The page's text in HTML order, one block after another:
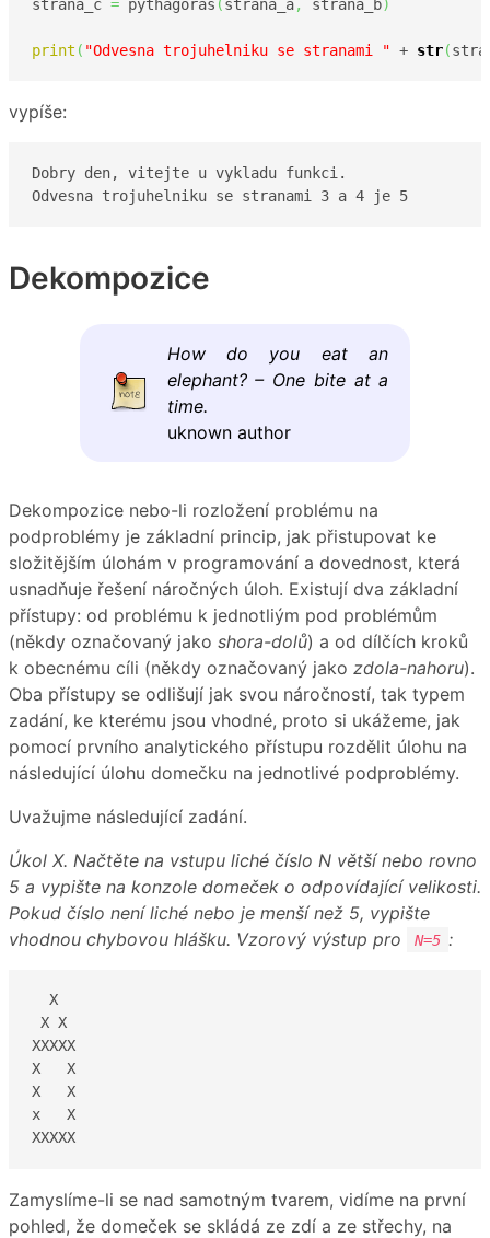
strana_c = pythagoras ( strana_a, strana_b)
print ( "Odvesna trojuhelniku se stranami " + str(
vypíše:
Dobry den, vitejte u vykladu funkci.
Odvesna trojuhelniku se stranami 3 a 4 je 5
Dekompozice
How do you eat an
elephant? – One bite at a
time.
uknown author
Dekompozice nebo-li rozložení problému na
podproblémy je základní princip, jak přistupovat ke
složitějším úlohám v programování a dovednost, která
usnadňuje řešení náročných úloh. Existují dva základní
přístupy: od problému k jednotliým pod problémům
(někdy označovaný jako shora-dolů) a od dílčích kroků
k obecnému cíli (někdy označovaný jako zdola-nahoru).
Oba přístupy se odlišují jak svou náročností, tak typem
zadání, ke kterému jsou vhodné, proto si ukážeme, jak
pomocí prvního analytického přístupu rozdělit úlohu na
následující úlohu domečku na jednotlivé podproblémy.
Uvažujme následující zadání.
Úkol X. Načtěte na vstupu liché číslo N větší nebo rovno
5 a vypište na konzole domeček o odpovídající velikosti.
Pokud číslo není liché nebo je menší než 5, vypište
vhodnou chybovou hlášku. Vzorový výstup pro
N=5 :
  X
X X
XXXXX
X   X
X   X
x   X
XXXXX
Zamyslíme-li se nad samotným tvarem, vidíme na první
pohled, že domeček se skládá ze zdí a ze střechy, na